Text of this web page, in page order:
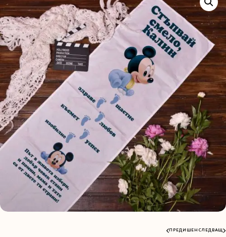
ПРЕДИШЕН СЛЕДВАЩ